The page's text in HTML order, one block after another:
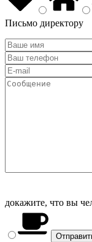
Письмо директору
докажите, что вы